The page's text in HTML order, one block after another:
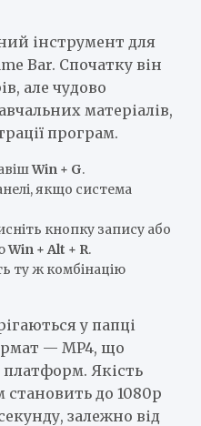
інструмент для
Bar. Спочатку він
але чудово
матеріалів,
програм.
Win + G.
якщо система
кнопку запису або
Win + Alt + R.
ту ж комбінацію
у папці
— MP4, що
платформ. Якість
становить до 1080p
залежно від